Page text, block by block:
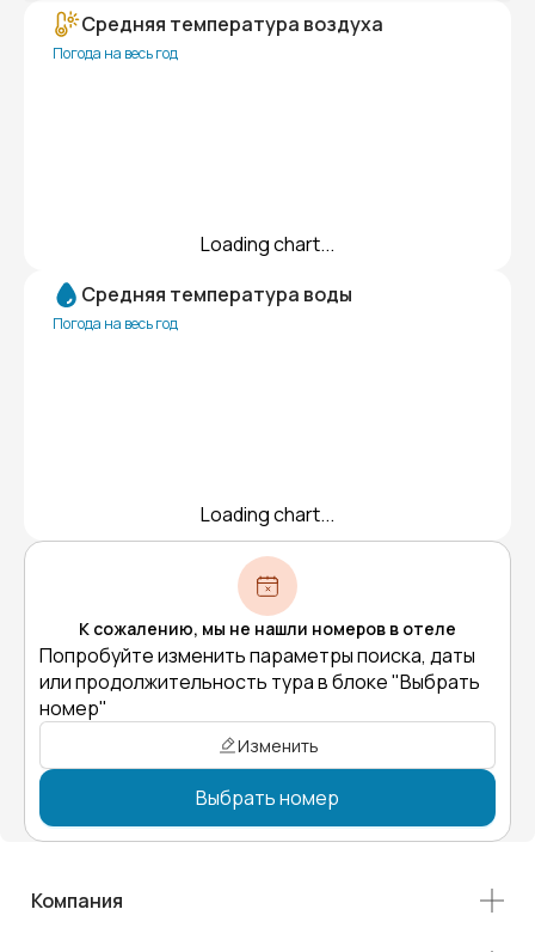
Средняя температура воздуха
Погода на весь год
Loading chart...
Средняя температура воды
Погода на весь год
Loading chart...
К сожалению, мы не нашли номеров в отеле
Попробуйте изменить параметры поиска, даты
или продолжительность тура в блоке "Выбрать
номер"
Изменить
Выбрать номер
Компания